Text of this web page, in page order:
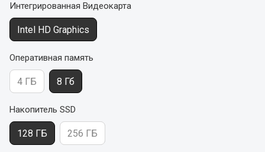
Интегрированная Видеокарта
Intel HD Graphics
Оперативная память
4 ГБ 8 Гб
Накопитель SSD
128 ГБ 256 ГБ